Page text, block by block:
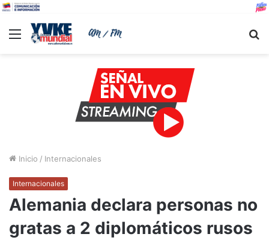
Menu
Inicio / Internacionales
Internacionales
Alemania declara personas no
gratas a 2 diplomáticos rusos